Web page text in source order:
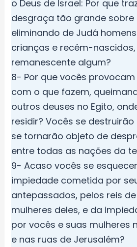
o Deus de Israel: Por que
desgraça tão grande sobre
eliminando de Judá
crianças e recém-
remanescente algum?
8- Por que vocês
com o que fazem,
outros deuses no Egito,
residir? Vocês se
se tornarão objeto de
entre todas as nações da
9- Acaso vocês se
impiedade cometida por
antepassados, pelos reis
mulheres deles, e da
por vocês e suas mulheres
e nas ruas de Jerusalém?